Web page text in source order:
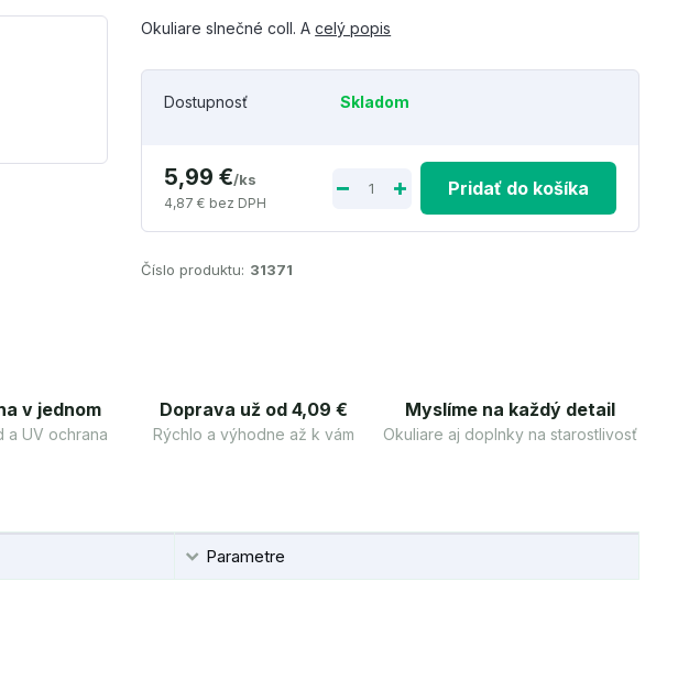
Okuliare slnečné coll. Acelý popis
Dostupnosť Skladom
5,99 €/ks
4,87 € bez DPH
Pridať do košíka
Číslo produktu: 31371
v jednom
a UV ochrana
Doprava už od 4,09 €
Rýchlo a výhodne až k vám
Myslíme na každý detail
Okuliare aj doplnky na starostlivosť
Parametre